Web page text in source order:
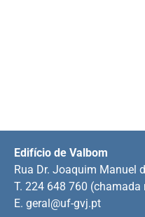
Edifício de Valbom
Rua Dr. Joaquim Manuel
T. 224 648 760
E. geral@uf-gvj.pt